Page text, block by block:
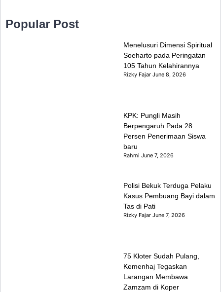
Popular Post
Menelusuri Dimensi Spiritual
Soeharto pada Peringatan
105 Tahun Kelahirannya
Rizky FajarJune 8, 2026
KPK: Pungli Masih
Berpengaruh Pada 28
Persen Penerimaan Siswa
baru
RahmiJune 7, 2026
Polisi Bekuk Terduga Pelaku
Kasus Pembuang Bayi dalam
Tas di Pati
Rizky FajarJune 7, 2026
75 Kloter Sudah Pulang,
Kemenhaj Tegaskan
Larangan Membawa
Zamzam di Koper